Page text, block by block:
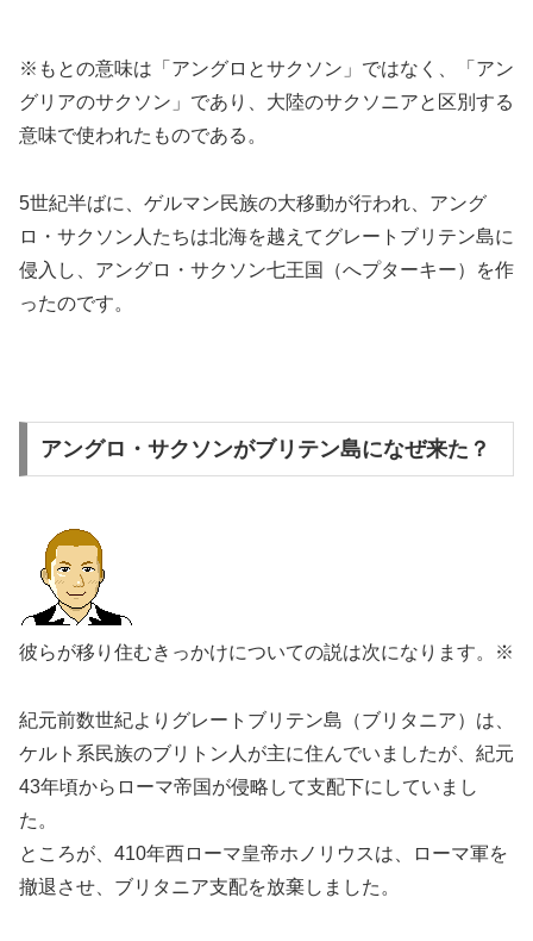
※もとの意味は「アングロとサクソン」ではなく、「アン
グリアのサクソン」であり、大陸のサクソニアと区別する
意味で使われたものである。
5世紀半ばに、ゲルマン民族の大移動が行われ、アング
ロ・サクソン人たちは北海を越えてグレートブリテン島に
侵入し、アングロ・サクソン七王国（へプターキー）を作
ったのです。
アングロ・サクソンがブリテン島になぜ来た？
彼らが移り住むきっかけについての説は次になります。※
紀元前数世紀よりグレートブリテン島（ブリタニア）は、
ケルト系民族のブリトン人が主に住んでいましたが、紀元
43年頃からローマ帝国が侵略して支配下にしていまし
た。
ところが、410年西ローマ皇帝ホノリウスは、ローマ軍を
撤退させ、ブリタニア支配を放棄しました。